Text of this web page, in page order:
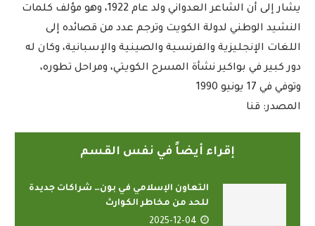
يشار إلى أن الشاعر العدواني ولد عام 1922، وهو مؤلف كلمات
النشيد الوطني لدولة الكويت وترجم عدد من قصائده إلى
اللغات الإنجليزية والفرنسية والصينية والإسبانية، وكان له
دور كبير في بواكير نشأة المسرح الكويتي، ومراحل تطوره،
وتوفي في 17 يونيو 1990
المصدر: قنا
إقراء أيضاً في نفس القسم
التعاون الإسلامي في بون… شراكات جديدة
للحد من مخاطر الكوارث
2025-12-04